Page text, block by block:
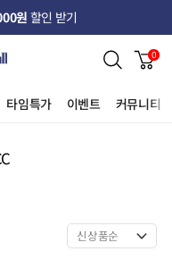
원 할인 받기
타임특가 이벤트 커뮤니티
0